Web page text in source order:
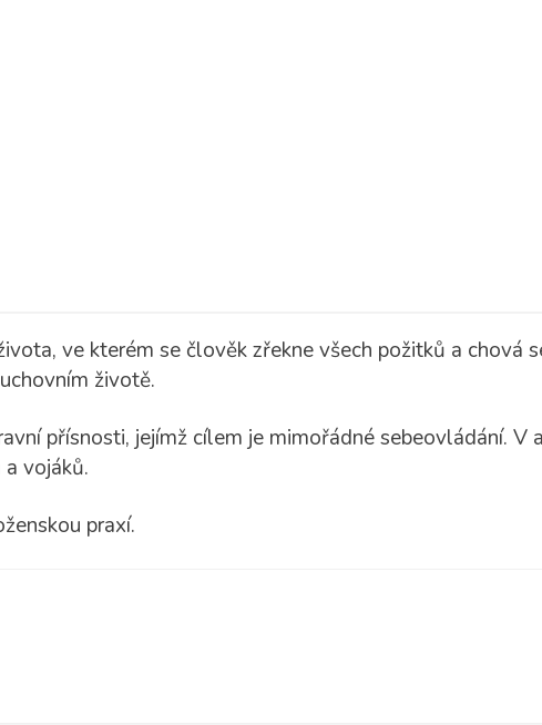
ve kterém se člověk zřekne všech požitků a chová
životě.
přísnosti, jejímž cílem je mimořádné sebeovládání. V
vojáků.
praxí.